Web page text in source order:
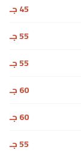
45 جـ
55 جـ
55 جـ
60 جـ
60 جـ
55 جـ